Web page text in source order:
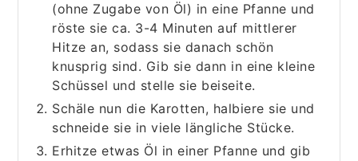
(ohne Zugabe von Öl) in eine Pfanne und
röste sie ca. 3-4 Minuten auf mittlerer
Hitze an, sodass sie danach schön
knusprig sind. Gib sie dann in eine kleine
Schüssel und stelle sie beiseite.
Schäle nun die Karotten, halbiere sie und
schneide sie in viele längliche Stücke.
Erhitze etwas Öl in einer Pfanne und gib